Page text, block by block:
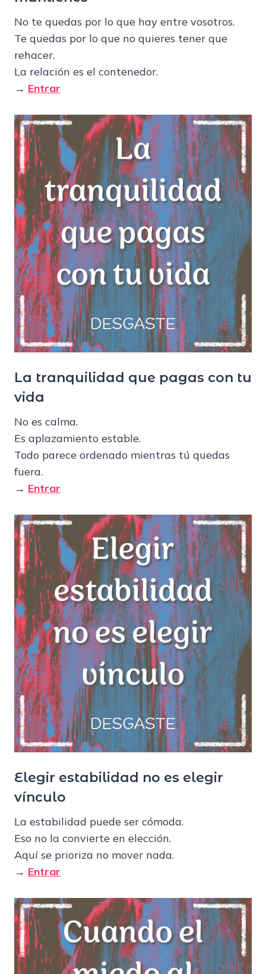
No te quedas por lo que hay entre vosotros.
Te quedas por lo que no quieres tener que
rehacer.
La relación es el contenedor.
→ Entrar
La tranquilidad que pagas con tu
vida
No es calma.
Es aplazamiento estable.
Todo parece ordenado mientras tú quedas
fuera.
→ Entrar
Elegir estabilidad no es elegir
vínculo
La estabilidad puede ser cómoda.
Eso no la convierte en elección.
Aquí se prioriza no mover nada.
→ Entrar